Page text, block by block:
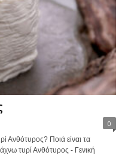
0
Ανθότυρος? Ποιά είναι τα
τυρί Ανθότυρος - Γενική